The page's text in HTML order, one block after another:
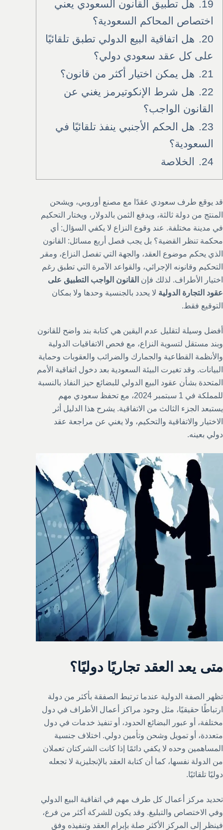
19.
هل تطبيق القانون السعودي يعني
اختصاص المحاكم السعودية؟
20.
هل اتفاقية البيع الدولي تطبق تلقائيًا
على كل عقد سعودي دولي؟
21.
هل يمكن اختيار أكثر من قانون؟
22.
هل شرط الإنكوتيرمز يغني عن
القانون الواجب؟
23.
هل الحكم الأجنبي ينفذ تلقائيًا في
السعودية؟
24.
الخلاصة
قد يوقع طرف سعودي عقدًا مع مصنع أوروبي، ويشحن
المنتج من دولة ثالثة، ويدفع الثمن بالدولار، ويختار التحكيم
في مدينة مختلفة. عند وقوع النزاع لا يكفي السؤال: أي
محكمة تنظر القضية؟ بل يجب فصل أربع مسائل: القانون
الذي يحكم موضوع العقد، والجهة التي تفصل النزاع، ومقر
التحكيم وقانونه الإجرائي، والقواعد الآمرة التي تطبق رغم
اختيار الأطراف. لذلك فإن القانون الواجب التطبيق على
عقود التجارة الدولية لا يحدد بالجنسية وحدها ولا بمكان
التوقيع فقط.
أفضل وسيلة لتقليل عدم اليقين هي كتابة بند واضح للقانون
وبند مستقل لتسوية النزاع، مع فحص الاتفاقيات الدولية
والأنظمة القطاعية والجمارك والضرائب والعقوبات وحماية
البيانات. وقد تغيرت البيئة السعودية بعد دخول اتفاقية الأمم
المتحدة بشأن عقود البيع الدولي للبضائع حيز النفاذ بالنسبة
للمملكة في 1 سبتمبر 2024، مع تحفظ سعودي مهم
يستبعد الجزء الثالث من الاتفاقية. يشرح هذا الدليل أثر
الاختيار والاتفاقية والتحكيم، ولا يغني عن مراجعة عقد
دولي بعينه.
متى يعد العقد تجاريًا دوليًا؟
تظهر الصفة الدولية عندما ترتبط الصفقة بأكثر من دولة
ارتباطًا حقيقيًا، مثل وجود مراكز أعمال الأطراف في دول
مختلفة، أو عبور البضائع الحدود، أو تنفيذ خدمات في دول
متعددة، أو تمويل وشحن وتأمين دولي. اختلاف جنسية
المساهمين وحده لا يكفي دائمًا إذا كانت الشركتان تعملان
من الدولة نفسها، كما أن كتابة العقد بالإنجليزية لا تجعله
دوليًا تلقائيًا.
تحديد مركز أعمال كل طرف مهم في اتفاقية البيع الدولي
وفي الاختصاص والتبليغ. وقد يكون للشركة أكثر من فرع،
فينظر إلى المركز الأكثر صلة بإبرام العقد وتنفيذه وفق